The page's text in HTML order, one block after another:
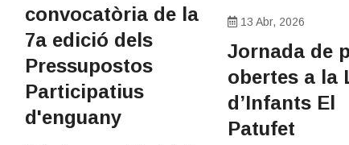
convocatòria de la
7a edició dels
Pressupostos
Participatius
d'enguany
13 Abr, 2026
Jornada de
obertes a la
d’Infants El
Patufet